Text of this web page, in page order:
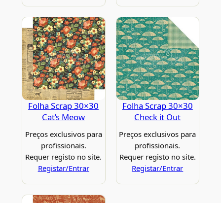
Folha Scrap 30×30
Cat’s Meow
Preços exclusivos para
profissionais.
Requer registo no site.
Registar/Entrar
Folha Scrap 30×30
Check it Out
Preços exclusivos para
profissionais.
Requer registo no site.
Registar/Entrar